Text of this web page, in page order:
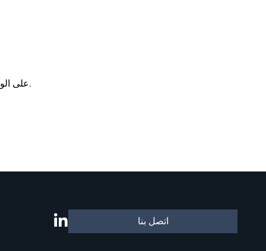
. تعمل هذه الأداة فقط مع إصدار برنامج KG-TOWER® المتاح حاليا للتنزيل من موقع Koch-Glitsch على الويب.
اتصل بنا